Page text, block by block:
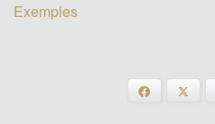
Exemples
Facebook